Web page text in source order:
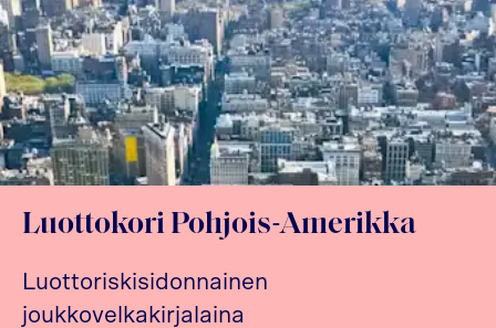
Luottokori Pohjois-Amerikka
Luottoriskisidonnainen
joukkovelkakirjalaina